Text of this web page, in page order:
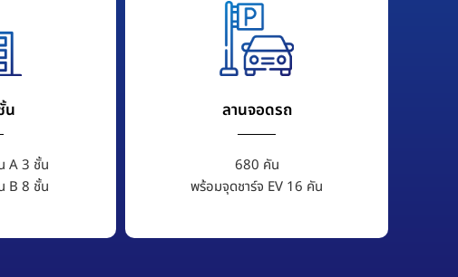
น
A 3 ชั้น
B 8 ชั้น
ลานจอดรถ
680 คัน
พร้อมจุดชาร์จ EV 16 คัน